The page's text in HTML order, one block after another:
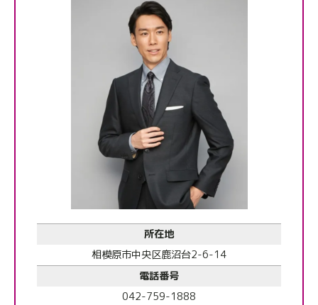
所在地
相模原市中央区鹿沼台2-6-14
電話番号
042-759-1888